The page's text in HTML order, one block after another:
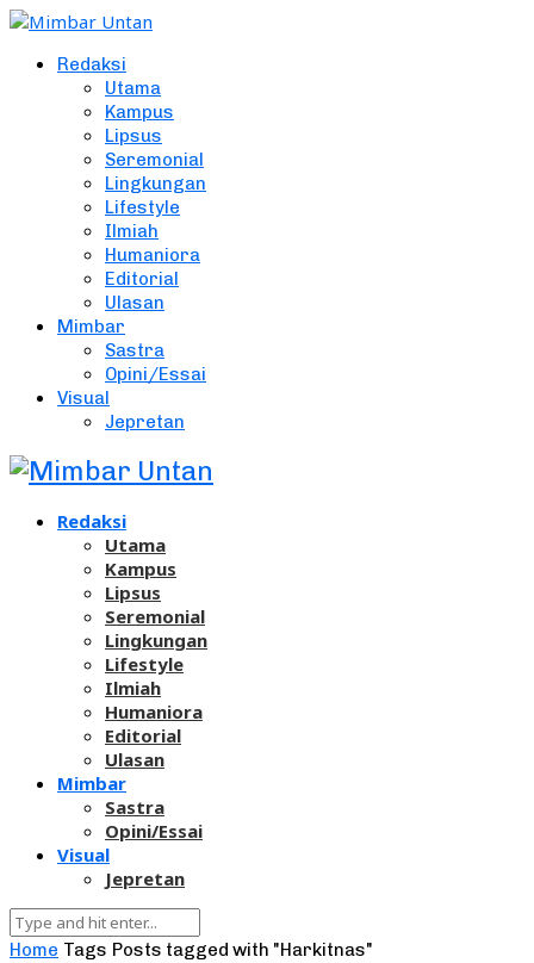
Redaksi
Utama
Kampus
Lipsus
Seremonial
Lingkungan
Lifestyle
Ilmiah
Humaniora
Editorial
Ulasan
Mimbar
Sastra
Opini/Essai
Visual
Jepretan
Redaksi
Utama
Kampus
Lipsus
Seremonial
Lingkungan
Lifestyle
Ilmiah
Humaniora
Editorial
Ulasan
Mimbar
Sastra
Opini/Essai
Visual
Jepretan
Home Tags Posts tagged with "Harkitnas"